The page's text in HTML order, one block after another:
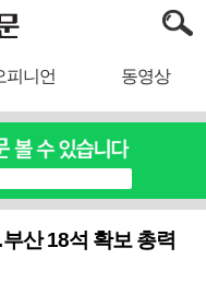
피니언 동영상
산 18석 확보 총력